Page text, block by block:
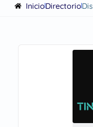
InicioDirectorio